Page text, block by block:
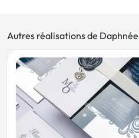
Autres réalisations de